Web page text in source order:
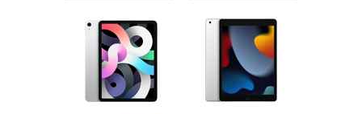
Изображения